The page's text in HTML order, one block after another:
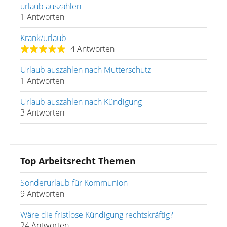
urlaub auszahlen
1 Antworten
Krank/urlaub
4 Antworten
Urlaub auszahlen nach Mutterschutz
1 Antworten
Urlaub auszahlen nach Kündigung
3 Antworten
Top Arbeitsrecht Themen
Sonderurlaub für Kommunion
9 Antworten
Wäre die fristlose Kündigung rechtskräftig?